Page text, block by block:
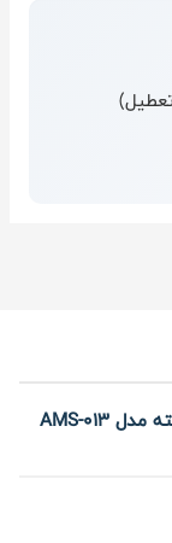
مشخصات فنی دستگاه بدنسازی پشت پا نشسته مدل AMS-013